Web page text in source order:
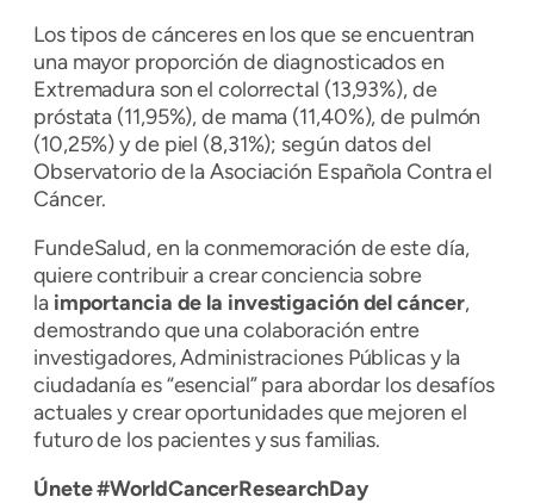
Los tipos de cánceres en los que se encuentran
una mayor proporción de diagnosticados en
Extremadura son el colorrectal (13,93%), de
próstata (11,95%), de mama (11,40%), de pulmón
(10,25%) y de piel (8,31%); según datos del
Observatorio de la Asociación Española Contra el
Cáncer.
FundeSalud, en la conmemoración de este día,
quiere contribuir a crear conciencia sobre
la importancia de la investigación del cáncer,
demostrando que una colaboración entre
investigadores, Administraciones Públicas y la
ciudadanía es “esencial” para abordar los desafíos
actuales y crear oportunidades que mejoren el
futuro de los pacientes y sus familias.
Únete #WorldCancerResearchDay